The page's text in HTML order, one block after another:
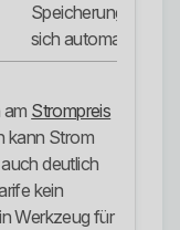
Speicherung lassen
sich automatisieren.
am Strompreis
kann Strom
deutlich
kein
Werkzeug für